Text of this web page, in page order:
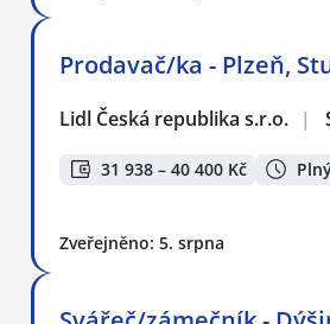
Prodavač/ka - Plzeň,
Lidl Česká republika s.r.o. |
31 938 – 40 400 Kč
Zveřejněno: 5. srpna